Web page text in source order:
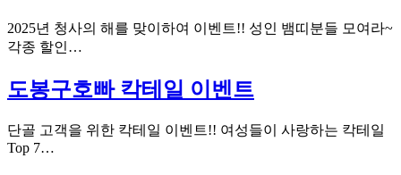
2025년 청사의 해를 맞이하여 이벤트!! 성인 뱀띠분들 모여라~
각종 할인…
도봉구호빠 칵테일 이벤트
단골 고객을 위한 칵테일 이벤트!! 여성들이 사랑하는 칵테일
Top 7…